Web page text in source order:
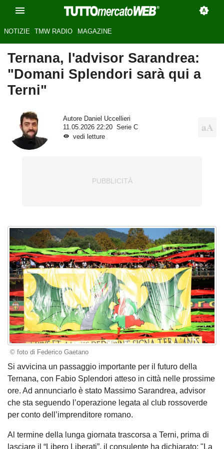
NOTIZIE TMW RADIO MAGAZINE
Ternana, l'advisor Sarandrea:
"Domani Splendori sarà qui a
Terni"
Autore Daniel Uccellieri
11.05.2026 22:20
Serie C
vedi letture
© foto di Federico Gaetano
Si avvicina un passaggio importante per il futuro della
Ternana, con Fabio Splendori atteso in città nelle prossime
ore. Ad annunciarlo è stato Massimo Sarandrea, advisor
che sta seguendo l’operazione legata al club rossoverde
per conto dell’imprenditore romano.
Al termine della lunga giornata trascorsa a Terni, prima di
lasciare il “Libero Liberati”, il consulente ha dichiarato: "La